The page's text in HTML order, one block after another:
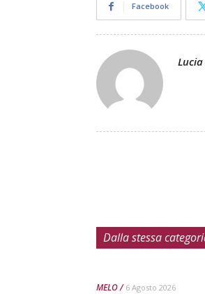
Facebook
Dalla stessa
MELO 6 Agosto 2026